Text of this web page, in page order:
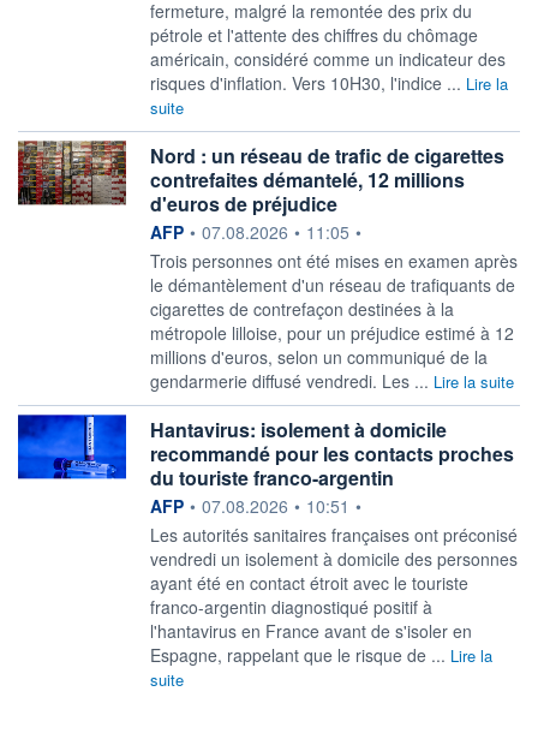
fermeture, malgré la remontée des prix du
pétrole et l'attente des chiffres du chômage
américain, considéré comme un indicateur des
risques d'inflation. Vers 10H30, l'indice ... Lire la
suite
Nord : un réseau de trafic de cigarettes
contrefaites démantelé, 12 millions
d'euros de préjudice
information fournie par
AFP • 07.08.2026 • 11:05 •
Trois personnes ont été mises en examen après
le démantèlement d'un réseau de trafiquants de
cigarettes de contrefaçon destinées à la
métropole lilloise, pour un préjudice estimé à 12
millions d'euros, selon un communiqué de la
gendarmerie diffusé vendredi. Les ... Lire la suite
Hantavirus: isolement à domicile
recommandé pour les contacts proches
du touriste franco-argentin
information fournie par
AFP • 07.08.2026 • 10:51 •
Les autorités sanitaires françaises ont préconisé
vendredi un isolement à domicile des personnes
ayant été en contact étroit avec le touriste
franco-argentin diagnostiqué positif à
l'hantavirus en France avant de s'isoler en
Espagne, rappelant que le risque de ... Lire la
suite